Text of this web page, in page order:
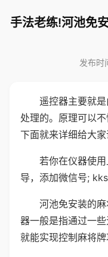
手法老练!河池免
发布时
遥控器主要就
处理的。原理可以
下面就来详细给大家
若你在仪器使
导，添加微信号;
河池免安装的
器一般是指通过一
就能实现控制麻将牌